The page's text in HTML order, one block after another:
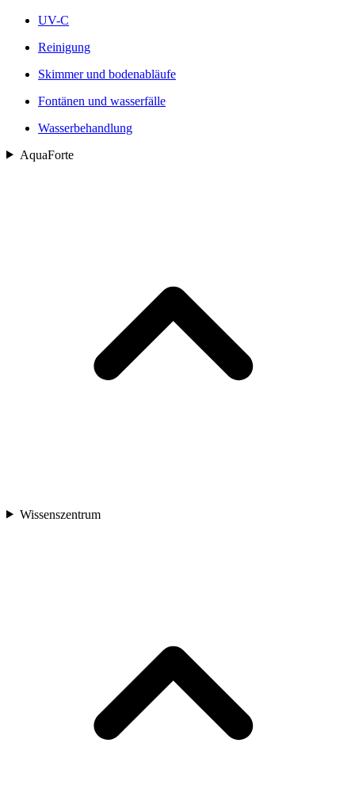
UV-C
Reinigung
Skimmer und bodenabläufe
Fontänen und wasserfälle
Wasserbehandlung
AquaForte
Wissenszentrum